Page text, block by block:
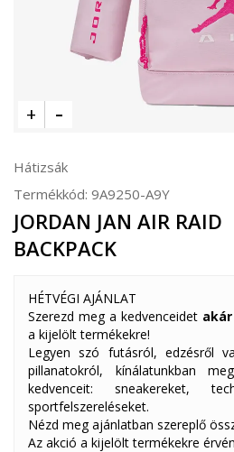
Hátizsák
Termékkód: 9A9250-A9Y
JORDAN JAN AIR RAID
BACKPACK
HÉTVÉGI AJÁNLAT
Szerezd meg a kedvenceidet
a kijelölt termékekre!
Legyen szó futásról, edzésről
pillanatokról, kínálatunkban
kedvenceit: sneakereket,
sportfelszereléseket.
Nézd meg ajánlatban szereplő
Az akció a kijelölt termékekre